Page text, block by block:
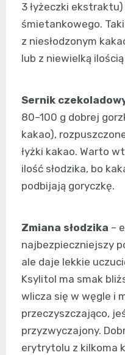
3 łyżeczki
śmietankowego.
z niesłodzonym
lub z niewielką
Sernik
80–100 g dobrej
kakao),
łyżki kakao. Warto
ilość słodzika, bo
podbijają goryczkę.
Zmiana słodzika –
najbezpieczniejszy
ale daje lekkie
Ksylitol ma smak
wlicza się w węgle i
przeczyszczająco,
przyzwyczajony.
erytrytolu z kilkoma